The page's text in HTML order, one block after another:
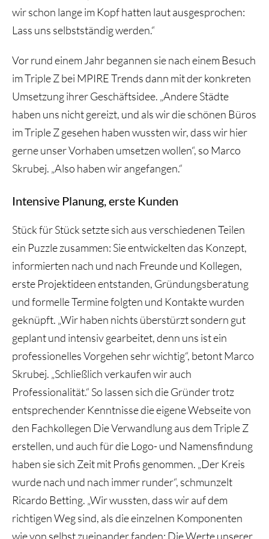
wir schon lange im Kopf hatten laut ausgesprochen:
Lass uns selbstständig werden.“
Vor rund einem Jahr begannen sie nach einem Besuch
im Triple Z bei MPIRE Trends dann mit der konkreten
Umsetzung ihrer Geschäftsidee. „Andere Städte
haben uns nicht gereizt, und als wir die schönen Büros
im Triple Z gesehen haben wussten wir, dass wir hier
gerne unser Vorhaben umsetzen wollen“, so Marco
Skrubej. „Also haben wir angefangen.“
Intensive Planung, erste Kunden
Stück für Stück setzte sich aus verschiedenen Teilen
ein Puzzle zusammen: Sie entwickelten das Konzept,
informierten nach und nach Freunde und Kollegen,
erste Projektideen entstanden, Gründungsberatung
und formelle Termine folgten und Kontakte wurden
geknüpft. „Wir haben nichts überstürzt sondern gut
geplant und intensiv gearbeitet, denn uns ist ein
professionelles Vorgehen sehr wichtig“, betont Marco
Skrubej. „Schließlich verkaufen wir auch
Professionalität.“ So lassen sich die Gründer trotz
entsprechender Kenntnisse die eigene Webseite von
den Fachkollegen Die Verwandlung aus dem Triple Z
erstellen, und auch für die Logo- und Namensfindung
haben sie sich Zeit mit Profis genommen. „Der Kreis
wurde nach und nach immer runder“, schmunzelt
Ricardo Betting. „Wir wussten, dass wir auf dem
richtigen Weg sind, als die einzelnen Komponenten
wie von selbst zueinander fanden: Die Werte unserer